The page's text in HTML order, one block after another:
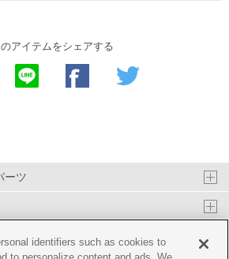
アイテムをシェアする
ーツ
identifiers such as cookies to